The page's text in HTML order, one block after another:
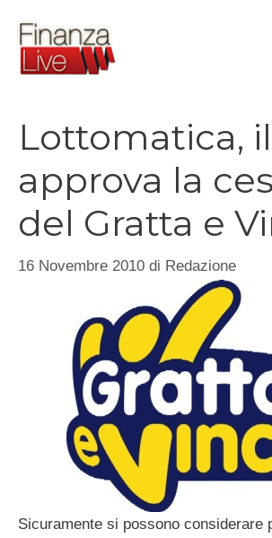
contenuto
Lottomatica,
approva la
del Gratta e
16 Novembre 2010 di Redazione
Sicuramente si possono considerare